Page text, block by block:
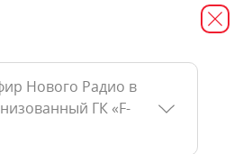
Нового Радио в
ГК «F-